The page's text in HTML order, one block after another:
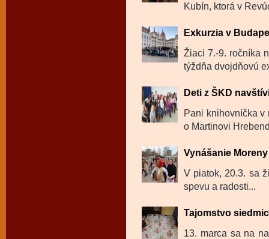
Kubín, ktorá v
Exkurzia v
Žiaci 7.-9. ročníka
týždňa dvojdňovú
Deti z ŠKD
Pani knihovníčka v
o Martinovi
Vynášanie
V piatok, 20.3. sa
spevu a radosti...
Tajomstvo
13. marca sa na